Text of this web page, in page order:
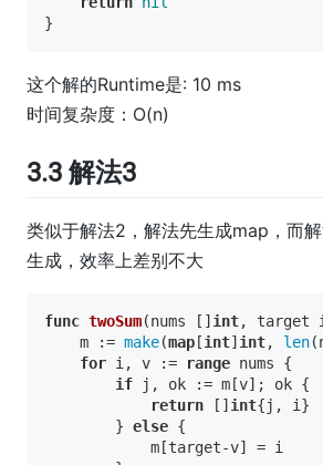
这个解的Runtime是: 10 ms
时间复杂度： O(n)
3.3 解法3
类似于解法2，解法先生成map，而
生成，效率上差别不大
func twoSum(nums [] int, target
    m :=
make(map [int] int, len
for i, v := range nums {
if j, ok := m[v]; ok {
return [] int{j, i}
        }
else {
            m[target-v] = i